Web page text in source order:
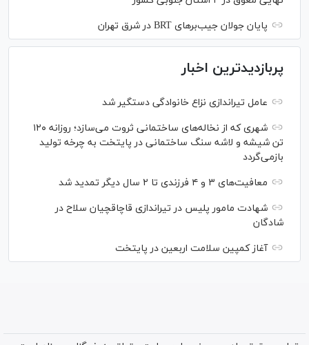
پایان جولان جیب‌بر‌های BRT در شرق تهران
پربازدیدترین اخبار
عامل تیراندازی نزاع خانوادگی دستگیر شد
شهری که از نخاله‌های ساختمانی ثروت می‌سازد؛ روزانه ۱۲۰
تن شیشه و لاشه سنگ ساختمانی در پایتخت به چرخه تولید
بازمی‌گردد
معافیت‌های ۳ و ۴ فرزندی تا ۲ سال دیگر تمدید شد
شهادت مامور پلیس در تیراندازی قاچاقچیان سلاح در
شادگان
آغاز کمپین سلامت اربعین در پایتخت